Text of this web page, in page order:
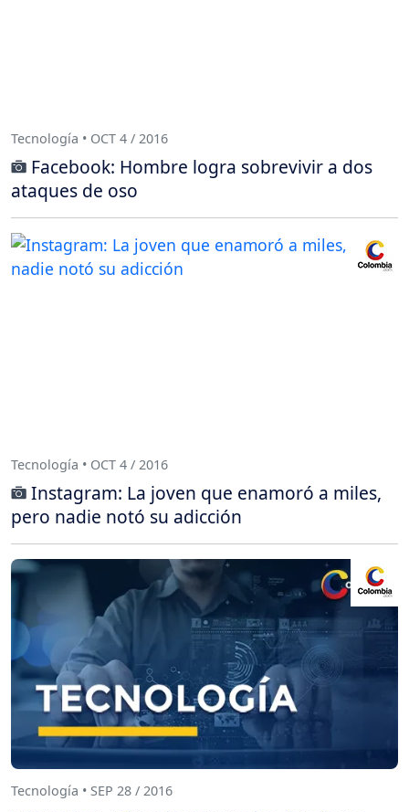
Tecnología • OCT 4 / 2016
Facebook: Hombre logra sobrevivir a dos
ataques de oso
Tecnología • OCT 4 / 2016
Instagram: La joven que enamoró a miles,
pero nadie notó su adicción
Tecnología • SEP 28 / 2016